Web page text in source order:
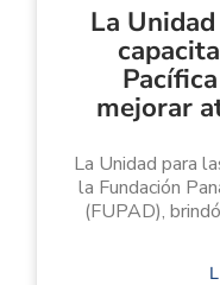
La
mejorar
La Unidad para
la Fundación
(FUPAD),